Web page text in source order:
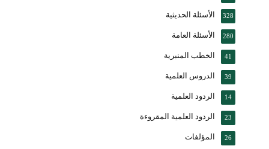
الأسئلة الحديثية 328
الأسئلة العامة 280
الخطب المنبرية 41
الدروس العلمية 39
الردود العلمية 14
الردود العلمية المقروءة 23
المؤلفات 26